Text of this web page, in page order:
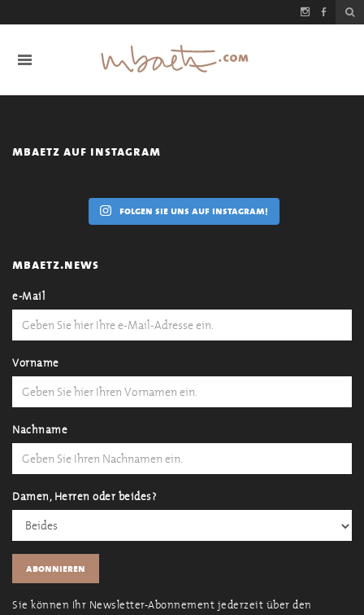
mbaetz auf instagram
folgen sie uns auf instagram!
mbaetz.news
e-Mail
Vorname
Nachname
Damen, Herren oder beides?
Sie können Ihr Newsletter-Abonnement jederzeit über den